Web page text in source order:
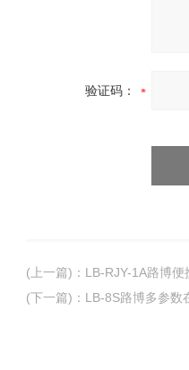
验证码：
(上一篇) ： LB-RJY-1A路博
(下一篇) ： LB-8S路博多参数